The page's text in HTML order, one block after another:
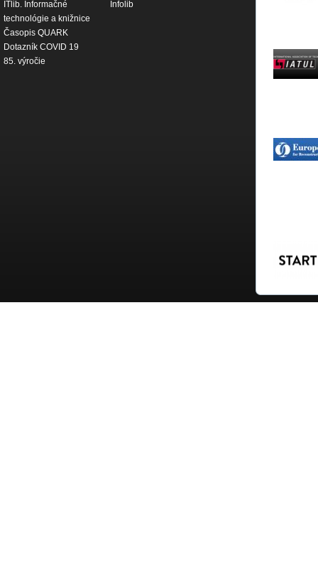
ITlib. Informačné
technológie a knižnice
Časopis QUARK
Dotazník COVID 19
85. výročie
Infolib